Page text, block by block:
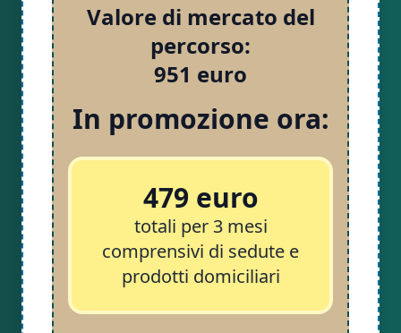
Valore di mercato del
percorso:
951 euro
In promozione ora:
479 euro
totali per 3 mesi
comprensivi di sedute e
prodotti domiciliari